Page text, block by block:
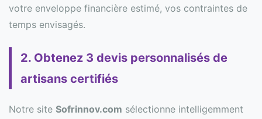
votre enveloppe financière estimé, vos contraintes de
temps envisagés.
2. Obtenez 3 devis personnalisés de
artisans certifiés
Notre site Sofrinnov.com sélectionne intelligemment